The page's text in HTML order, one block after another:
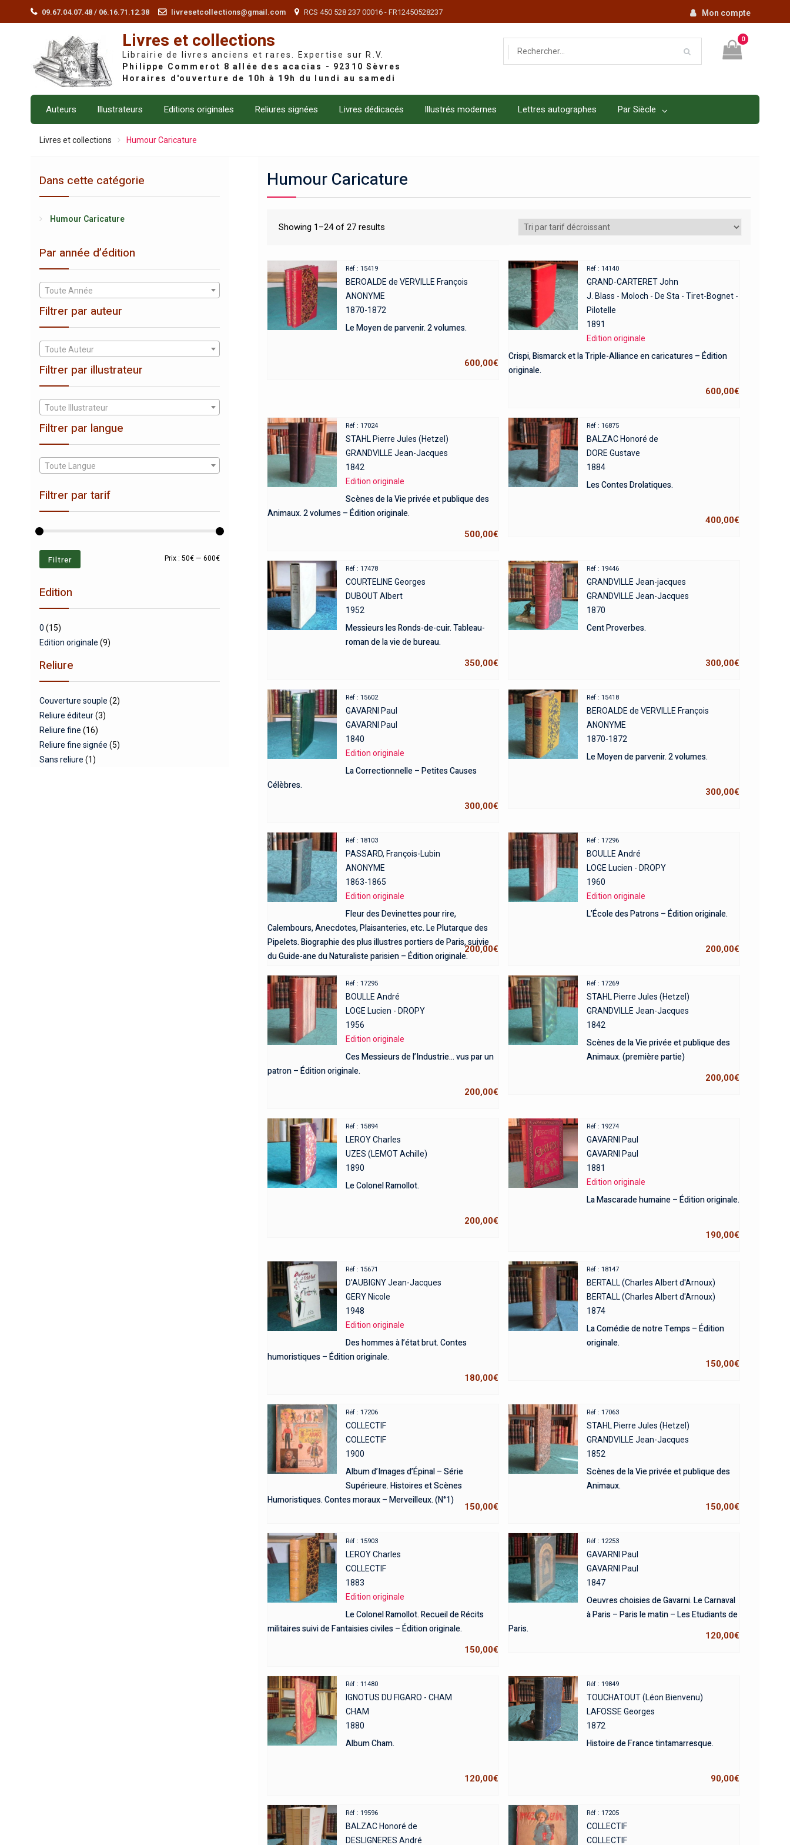
09.67.04.07.48 / 06.16.71.12.38 livresetcollections@gmail.com RCS 450 528 237 00016 - FR12450528237 Mon compte
Livres et collections
Librairie de livres anciens et rares. Expertise sur R.V.
0
Auteurs Illustrateurs Editions originales Reliures signées Livres dédicacés Illustrés modernes Lettres autographes Par Siècle
Livres et collections Humour Caricature
Humour Caricature
Showing 1–24 of 27 results
Réf : 15419
BEROALDE de VERVILLE François
ANONYME
1870-1872
Le Moyen de parvenir. 2 volumes.
600,00€
Réf : 14140
GRAND-CARTERET John
J. Blass - Moloch - De Sta - Tiret-Bognet -
Pilotelle
1891
Edition originale
Crispi, Bismarck et la Triple-Alliance en caricatures – Édition
originale.
600,00€
Réf : 17024
STAHL Pierre Jules (Hetzel)
GRANDVILLE Jean-Jacques
1842
Edition originale
Scènes de la Vie privée et publique des
Animaux. 2 volumes – Édition originale.
500,00€
Réf : 16875
BALZAC Honoré de
DORE Gustave
1884
Les Contes Drolatiques.
400,00€
Réf : 17478
COURTELINE Georges
DUBOUT Albert
1952
Messieurs les Ronds-de-cuir. Tableau-
roman de la vie de bureau.
350,00€
Réf : 19446
GRANDVILLE Jean-jacques
GRANDVILLE Jean-Jacques
1870
Cent Proverbes.
300,00€
Réf : 15602
GAVARNI Paul
GAVARNI Paul
1840
Edition originale
La Correctionnelle – Petites Causes
Célèbres.
300,00€
Réf : 15418
BEROALDE de VERVILLE François
ANONYME
1870-1872
Le Moyen de parvenir. 2 volumes.
300,00€
Réf : 18103
PASSARD, François-Lubin
ANONYME
1863-1865
Edition originale
Fleur des Devinettes pour rire,
Calembours, Anecdotes, Plaisanteries, etc. Le Plutarque des
Pipelets. Biographie des plus illustres portiers de Paris, suivie
du Guide-ane du Naturaliste parisien – Édition originale.
200,00€
Réf : 17296
BOULLE André
LOGE Lucien - DROPY
1960
Edition originale
L’École des Patrons – Édition originale.
200,00€
Réf : 17295
BOULLE André
LOGE Lucien - DROPY
1956
Edition originale
Ces Messieurs de l’Industrie… vus par un
patron – Édition originale.
200,00€
Réf : 17269
STAHL Pierre Jules (Hetzel)
GRANDVILLE Jean-Jacques
1842
Scènes de la Vie privée et publique des
Animaux. (première partie)
200,00€
Réf : 15894
LEROY Charles
UZES (LEMOT Achille)
1890
Le Colonel Ramollot.
200,00€
Réf : 19274
GAVARNI Paul
GAVARNI Paul
1881
Edition originale
La Mascarade humaine – Édition originale.
190,00€
Réf : 15671
D'AUBIGNY Jean-Jacques
GERY Nicole
1948
Edition originale
Des hommes à l’état brut. Contes
humoristiques – Édition originale.
180,00€
Réf : 18147
BERTALL (Charles Albert d'Arnoux)
BERTALL (Charles Albert d'Arnoux)
1874
La Comédie de notre Temps – Édition
originale.
150,00€
Réf : 17206
COLLECTIF
COLLECTIF
1900
Album d’Images d’Épinal – Série
Supérieure. Histoires et Scènes
Humoristiques. Contes moraux – Merveilleux. (N°1)
150,00€
Réf : 17063
STAHL Pierre Jules (Hetzel)
GRANDVILLE Jean-Jacques
1852
Scènes de la Vie privée et publique des
Animaux.
150,00€
Réf : 15903
LEROY Charles
COLLECTIF
1883
Edition originale
Le Colonel Ramollot. Recueil de Récits
militaires suivi de Fantaisies civiles – Édition originale.
150,00€
Réf : 12253
GAVARNI Paul
GAVARNI Paul
1847
Oeuvres choisies de Gavarni. Le Carnaval
à Paris – Paris le matin – Les Etudiants de
Paris.
120,00€
Réf : 11480
IGNOTUS DU FIGARO - CHAM
CHAM
1880
Album Cham.
120,00€
Réf : 19849
TOUCHATOUT (Léon Bienvenu)
LAFOSSE Georges
1872
Histoire de France tintamarresque.
90,00€
Réf : 19596
BALZAC Honoré de
DESLIGNERES André
Réf : 17205
COLLECTIF
COLLECTIF
Dans cette catégorie
Humour Caricature
Par année d’édition
Toute Année
Filtrer par auteur
Toute Auteur
Filtrer par illustrateur
Toute Illustrateur
Filtrer par langue
Toute Langue
Filtrer par tarif
Prix
Prix
Filtrer Prix : 50€ — 600€
Edition
0 (15)
Edition originale (9)
Reliure
Couverture souple (2)
Reliure éditeur(3)
Reliure fine (16)
Reliure fine signée (5)
Sans reliure (1)